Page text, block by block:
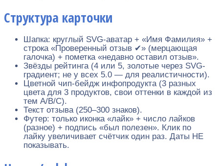
Структура карточки
Шапка: круглый SVG-аватар + «Имя Фамилия» +
строка «Проверенный отзыв ✔» (мерцающая
галочка) + пометка «недавно оставил отзыв».
Звёзды рейтинга (4 или 5, золотые через SVG-
градиент; не у всех 5.0 — для реалистичности).
Цветной чип-бейдж инфопродукта (3 разных
цвета для 3 продуктов, свои оттенки в каждой из
тем A/B/C).
Текст отзыва (250–300 знаков).
Футер: только иконка «лайк» + число лайков
(разное) + подпись «был полезен». Клик по
лайку увеличивает счётчик один раз. Даты НЕ
показывать.